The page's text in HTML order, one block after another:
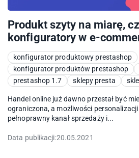
Produkt szyty na miarę,
konfiguratory w e-
konfigurator produktowy prestashop
konfigurator produktów prestashop
prestashop 1.7
sklepy presta
Handel online już dawno przestał być
ograniczona, a możliwości
pełnoprawny kanał sprzedaży i...
Data publikacji:20.05.2021